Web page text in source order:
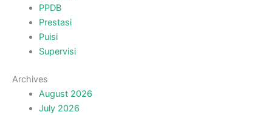
PPDB
Prestasi
Puisi
Supervisi
Archives
August 2026
July 2026